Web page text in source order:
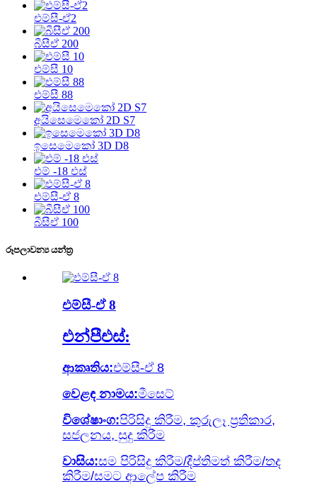
එම්සී-ඒ2
බීසීඒ 200
එම්සී 10
එම්සී 88
අයිසෙමෙකෝ 2D S7
ඉසෙමෙකෝ 3D D8
එම් -18 එස්
එම්සී-ඒ 8
බීසීඒ 100
රූපලාවන්‍ය යන්ත්‍ර
එම්සී-ඒ 8
එන්පීඑස්:
ආකෘතිය:එම්සී-ඒ 8
වෙළඳ නාමය:මීසෙට්
විශේෂාංග:පිරිසිදු කිරීම, කුරුලෑ ප්‍රතිකාර,
සජලනය, සුදු කිරීම
වාසිය:සම පිරිසිදු කිරීම/දීප්තිමත් කිරීම/තද
කිරීම/සමට ආලේප කිරීම